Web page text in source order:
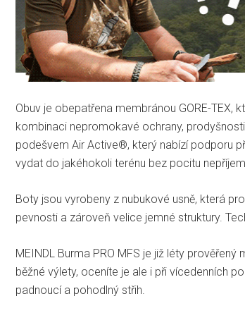
Obuv je obepatřena membránou GORE-TEX,
kombinaci nepromokavé ochrany,
podešvem Air Active®, který nabízí podporu
vydat do jakéhokoli terénu bez pocitu
Boty jsou vyrobeny z nubukové usně, která
pevnosti a zároveň velice jemné struktury.
MEINDL Burma PRO MFS je již léty
běžné výlety, oceníte je ale i při vícedenních
padnoucí a pohodlný střih.